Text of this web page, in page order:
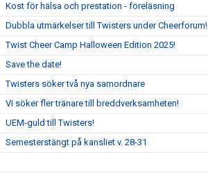
Kost för hälsa och prestation - föreläsning
Dubbla utmärkelser till Twisters under Cheerforum!
Twist Cheer Camp Halloween Edition 2025!
Save the date!
Twisters söker två nya samordnare
Vi söker fler tränare till breddverksamheten!
UEM-guld till Twisters!
Semesterstängt på kansliet v. 28-31